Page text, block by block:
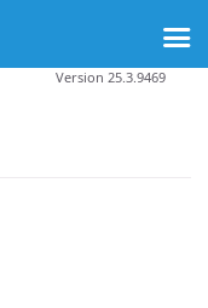
Version 25.3.9469